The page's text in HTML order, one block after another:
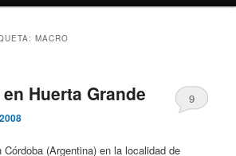
MACRO
Huerta Grande 9
(Argentina) en la localidad de